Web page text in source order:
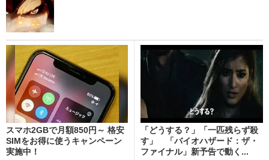
スマホ2GBで月額850円～ 格安
SIMをお得に使うキャンペーン
実施中！
「どうする？」「一匹残らず殺
す」 「バイオハザード：ザ・
ファイナル」新予告で動く...